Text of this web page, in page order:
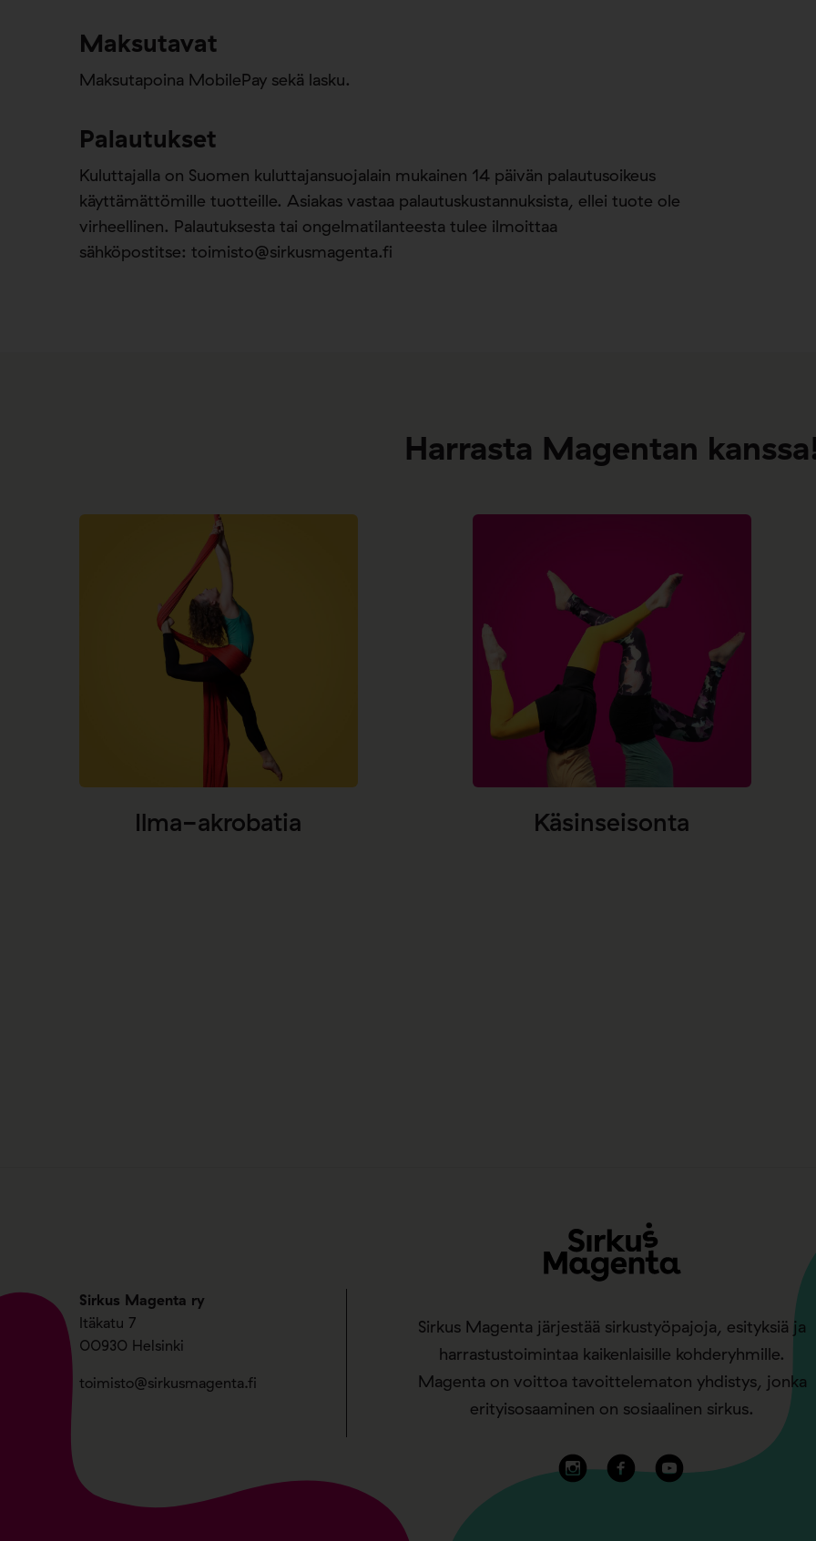
Maksutavat
Maksutapoina MobilePay sekä lasku.
Palautukset
Kuluttajalla on Suomen kuluttajansuojalain mukainen 14 päivän palautusoikeus
käyttämättömille tuotteille. Asiakas vastaa palautuskustannuksista, ellei tuote ole
virheellinen. Palautuksesta tai ongelmatilanteesta tulee ilmoittaa
sähköpostitse: toimisto@sirkusmagenta.fi
Harrasta Magentan
Ilma-akrobatia Käsinseisonta
Sirkus Magenta ry
Itäkatu 7
00930 Helsinki
toimisto@sirkusmagenta.fi
Sirkus Magenta järjestää sirkustyöpajoja, esityksiä ja
harrastustoimintaa kaikenlaisille kohderyhmille.
Magenta on voittoa tavoittelematon yhdistys, jonka
erityisosaaminen on sosiaalinen sirkus.